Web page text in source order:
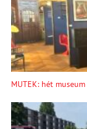
MUTEK: hét